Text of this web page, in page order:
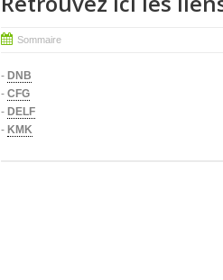
Sommaire
- DNB
- CFG
- DELF
- KMK